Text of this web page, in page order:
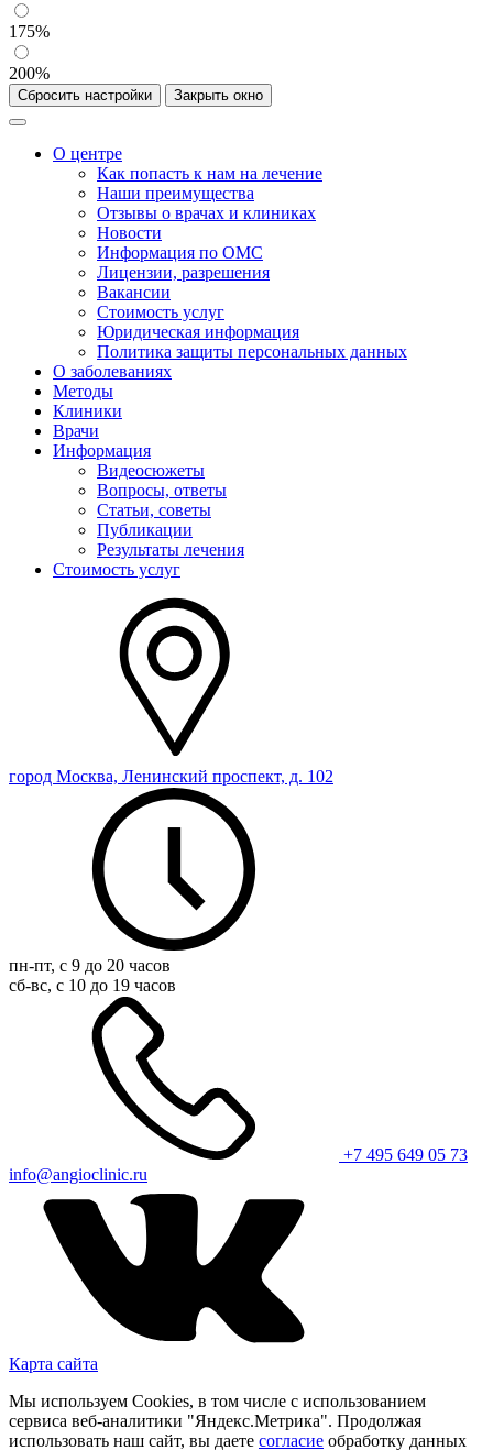
175%
200%
Сбросить настройки Закрыть окно
О центре
Как попасть к нам на лечение
Наши преимущества
Отзывы о врачах и клиниках
Новости
Информация по ОМС
Лицензии, разрешения
Вакансии
Стоимость услуг
Юридическая информация
Политика защиты персональных данных
О заболеваниях
Методы
Клиники
Врачи
Информация
Видеосюжеты
Вопросы, ответы
Статьи, советы
Публикации
Результаты лечения
Стоимость услуг
город Москва, Ленинский проспект, д. 102
пн-пт, с 9 до 20 часов
сб-вс, с 10 до 19 часов
+7 495 649 05 73
info@angioclinic.ru
Карта сайта
Мы используем Cookies, в том числе с использованием
сервиса веб-аналитики "Яндекс.Метрика". Продолжая
использовать наш сайт, вы даете согласие обработку данных